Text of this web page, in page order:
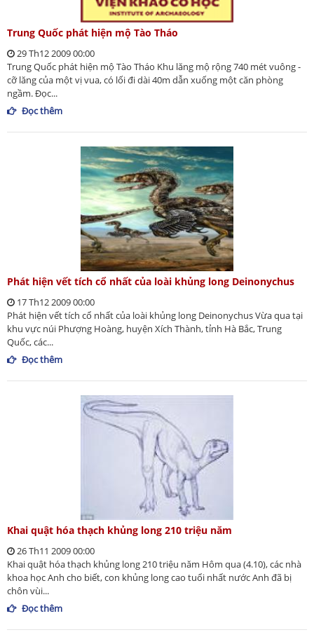
Trung Quốc phát hiện mộ Tào Tháo
29 Th12 2009 00:00
Trung Quốc phát hiện mộ Tào Tháo Khu lăng mộ rộng 740 mét vuông -
cỡ lăng của một vị vua, có lối đi dài 40m dẫn xuống một căn phòng
ngầm. Đọc...
Đọc thêm
Phát hiện vết tích cổ nhất của loài khủng long Deinonychus
17 Th12 2009 00:00
Phát hiện vết tích cổ nhất của loài khủng long Deinonychus Vừa qua tại
khu vực núi Phượng Hoàng, huyện Xích Thành, tỉnh Hà Bắc, Trung
Quốc, các...
Đọc thêm
Khai quật hóa thạch khủng long 210 triệu năm
26 Th11 2009 00:00
Khai quật hóa thạch khủng long 210 triệu năm Hôm qua (4.10), các nhà
khoa học Anh cho biết, con khủng long cao tuổi nhất nước Anh đã bị
chôn vùi...
Đọc thêm